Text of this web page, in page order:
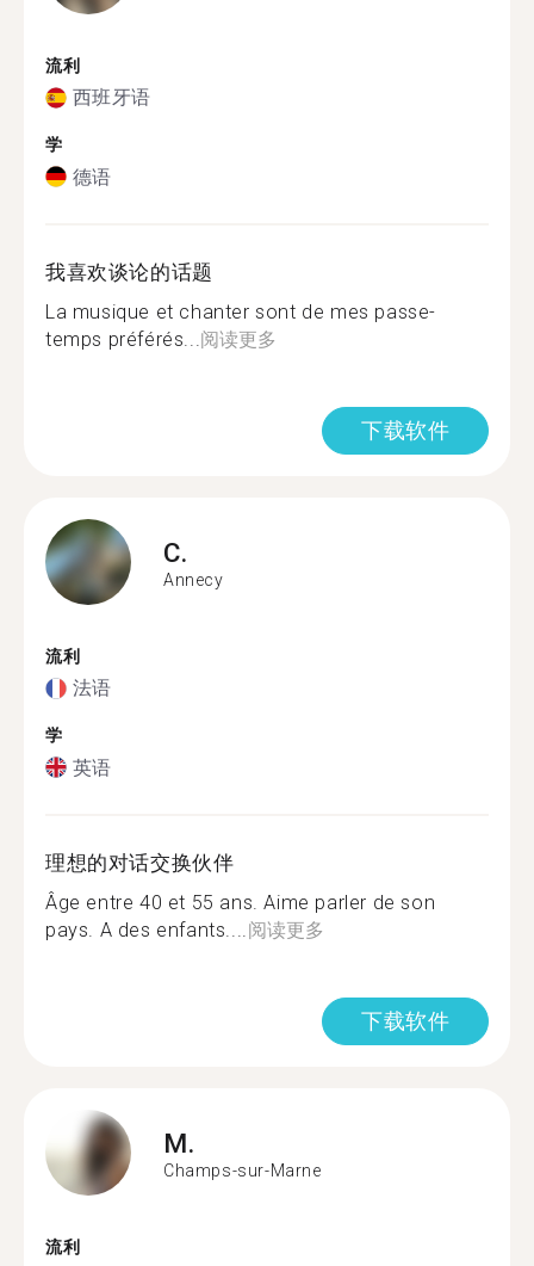
流利
西班牙语
学
德语
我喜欢谈论的话题
La musique et chanter sont de mes passe-
temps préférés... 阅读更多
下载软件
C.
Annecy
流利
法语
学
英语
理想的对话交换伙伴
Âge entre 40 et 55 ans. Aime parler de son
pays. A des enfants.... 阅读更多
下载软件
M.
Champs-sur-Marne
流利